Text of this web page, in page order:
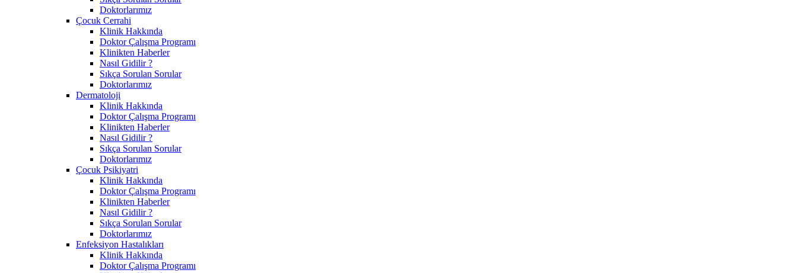
Doktorlarımız
Çocuk Cerrahi
Klinik Hakkında
Doktor Çalışma Programı
Klinikten Haberler
Nasıl Gidilir ?
Sıkça Sorulan Sorular
Doktorlarımız
Dermatoloji
Klinik Hakkında
Doktor Çalışma Programı
Klinikten Haberler
Nasıl Gidilir ?
Sıkça Sorulan Sorular
Doktorlarımız
Çocuk Psikiyatri
Klinik Hakkında
Doktor Çalışma Programı
Klinikten Haberler
Nasıl Gidilir ?
Sıkça Sorulan Sorular
Doktorlarımız
Enfeksiyon Hastalıkları
Klinik Hakkında
Doktor Çalışma Programı